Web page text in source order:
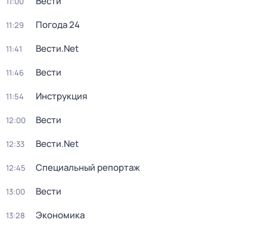
11:29 Погода 24
11:41 Вести.Net
11:46 Вести
11:54 Инструкция
12:00 Вести
12:33 Вести.Net
12:45 Специальный репортаж
13:00 Вести
13:28 Экономика